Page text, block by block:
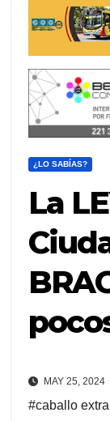
¿LO SABÍAS?
La
MAY 25, 2024
#caballo